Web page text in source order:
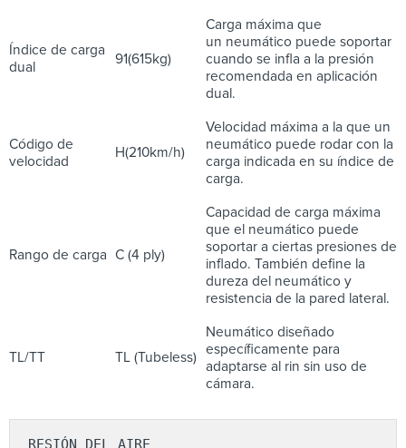
Índice de carga
dual
91(615kg)
Carga máxima que
un neumático puede soportar
cuando se infla a la presión
recomendada en aplicación
dual.
Código de
velocidad
H(210km/h)
Velocidad máxima a la que un
neumático puede rodar con la
carga indicada en su índice de
carga.
Rango de carga C (4 ply)
Capacidad de carga máxima
que el neumático puede
soportar a ciertas presiones de
inflado. También define la
dureza del neumático y
resistencia de la pared lateral.
TL/TT TL (Tubeless)
Neumático diseñado
específicamente para
adaptarse al rin sin uso de
cámara.
RESIÓN DEL AIRE